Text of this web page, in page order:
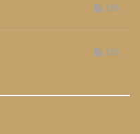
236
235